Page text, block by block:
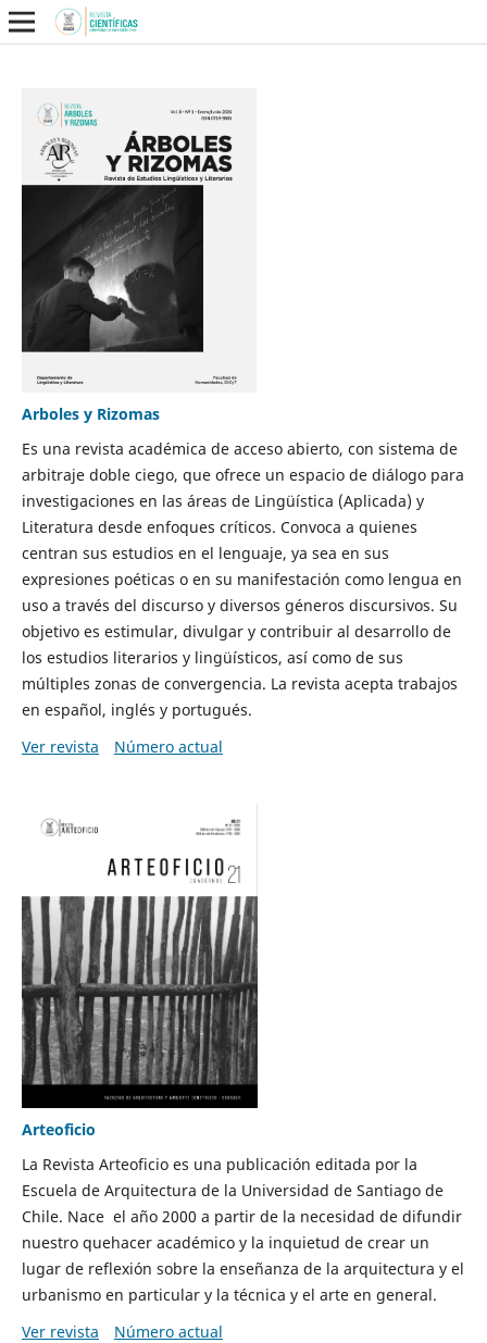
Arboles y Rizomas
Es una revista académica de acceso abierto, con sistema de
arbitraje doble ciego, que ofrece un espacio de diálogo para
investigaciones en las áreas de Lingüística (Aplicada) y
Literatura desde enfoques críticos. Convoca a quienes
centran sus estudios en el lenguaje, ya sea en sus
expresiones poéticas o en su manifestación como lengua en
uso a través del discurso y diversos géneros discursivos. Su
objetivo es estimular, divulgar y contribuir al desarrollo de
los estudios literarios y lingüísticos, así como de sus
múltiples zonas de convergencia. La revista acepta trabajos
en español, inglés y portugués.
Ver revista
Número actual
Arteoficio
La Revista Arteoficio es una publicación editada por la
Escuela de Arquitectura de la Universidad de Santiago de
Chile. Nace el año 2000 a partir de la necesidad de difundir
nuestro quehacer académico y la inquietud de crear un
lugar de reflexión sobre la enseñanza de la arquitectura y el
urbanismo en particular y la técnica y el arte en general.
Ver revista
Número actual